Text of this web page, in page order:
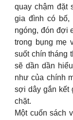
quay chậm đặt
gia đình có bố,
ngóng, đón đợi
trong bụng mẹ
suốt chín tháng
sẽ dần dần
như của chính
sợi dây gắn kết
chặt.
Một cuốn sách